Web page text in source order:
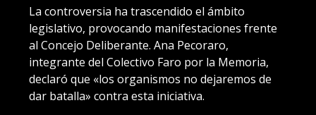
La controversia ha trascendido el ámbito
legislativo, provocando manifestaciones frente
al Concejo Deliberante. Ana Pecoraro,
integrante del Colectivo Faro por la Memoria,
declaró que «los organismos no dejaremos de
dar batalla» contra esta iniciativa.